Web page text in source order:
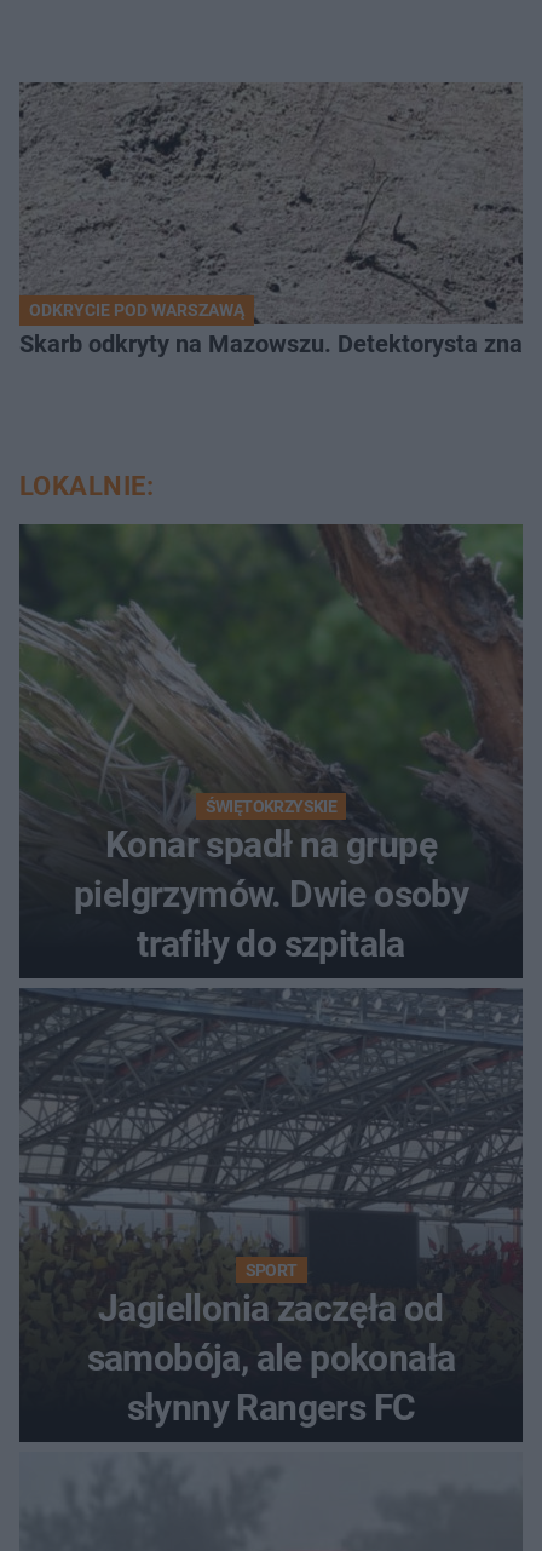
ODKRYCIE POD WARSZAWĄ
Skarb odkryty na Mazowszu. Detektorysta
LOKALNIE:
ŚWIĘTOKRZYSKIE
Konar spadł na grupę
pielgrzymów. Dwie osoby
trafiły do szpitala
SPORT
Jagiellonia zaczęła od
samobója, ale pokonała
słynny Rangers FC